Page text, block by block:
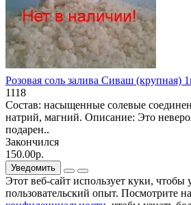
Розовая соль залива Сиваш (крупная)
1118
Состав: насыщенные солевые
натрий, магний. Описание: Это
подарен..
Закончился
150.00р.
Уведомить
Этот веб-сайт использует куки,
пользовательский опыт. Посмотрите